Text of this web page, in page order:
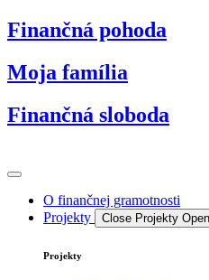
Preskočiť
na
Finančná pohoda
Moja família
Finančná sloboda
O finančnej gramotnosti
Projekty
Close Projekty
Projekty